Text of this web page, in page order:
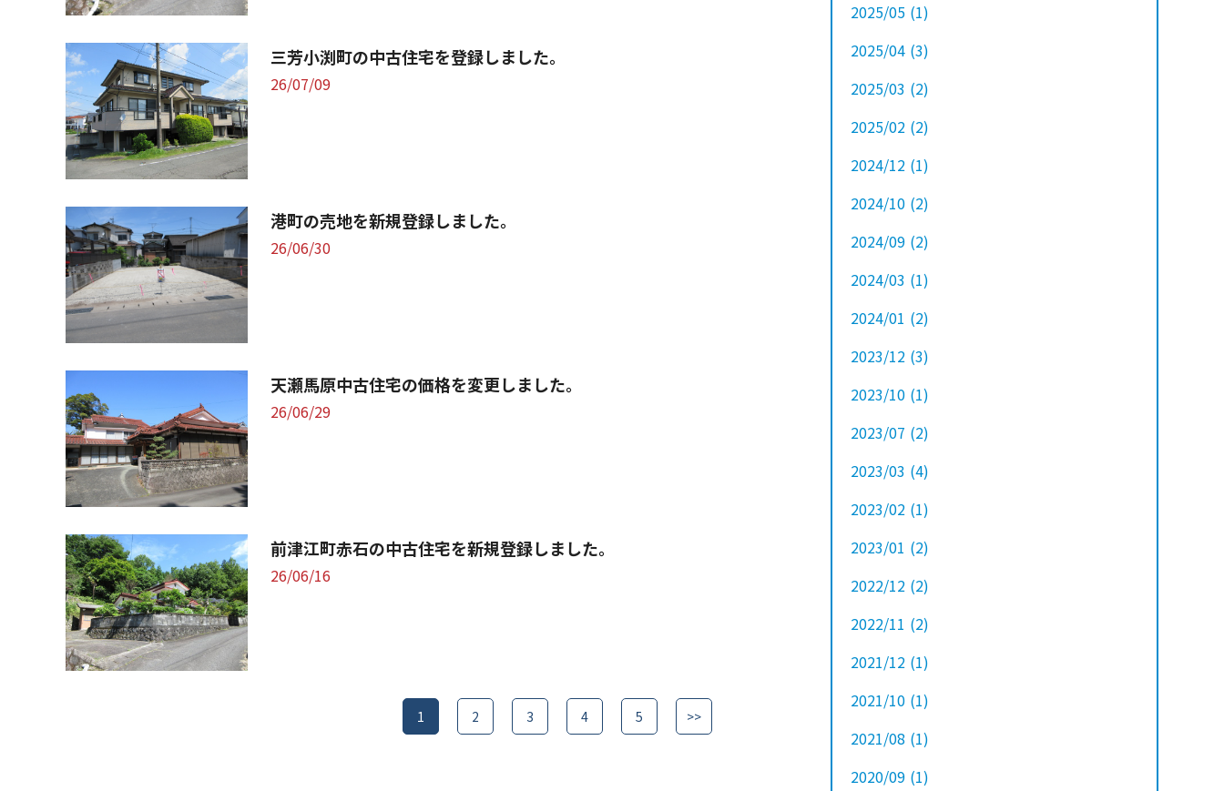
三芳小渕町の中古住宅を登録しました。
26/07/09
港町の売地を新規登録しました。
26/06/30
天瀬馬原中古住宅の価格を変更しました。
26/06/29
前津江町赤石の中古住宅を新規登録しました。
26/06/16
1 2 3 4 5 >>
2025/05 (1)
2025/04 (3)
2025/03 (2)
2025/02 (2)
2024/12 (1)
2024/10 (2)
2024/09 (2)
2024/03 (1)
2024/01 (2)
2023/12 (3)
2023/10 (1)
2023/07 (2)
2023/03 (4)
2023/02 (1)
2023/01 (2)
2022/12 (2)
2022/11 (2)
2021/12 (1)
2021/10 (1)
2021/08 (1)
2020/09 (1)